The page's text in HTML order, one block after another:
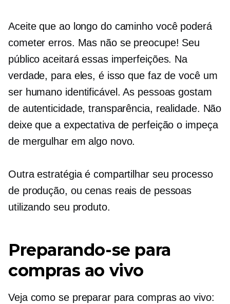
Aceite que ao longo do caminho você poderá
cometer erros. Mas não se preocupe! Seu
público aceitará essas imperfeições. Na
verdade, para eles, é isso que faz de você um
ser humano identificável. As pessoas gostam
de autenticidade, transparência, realidade. Não
deixe que a expectativa de perfeição o impeça
de mergulhar em algo novo.
Outra estratégia é compartilhar seu processo
de produção, ou cenas reais de pessoas
utilizando seu produto.
Preparando-se para
compras ao vivo
Veja como se preparar para compras ao vivo: